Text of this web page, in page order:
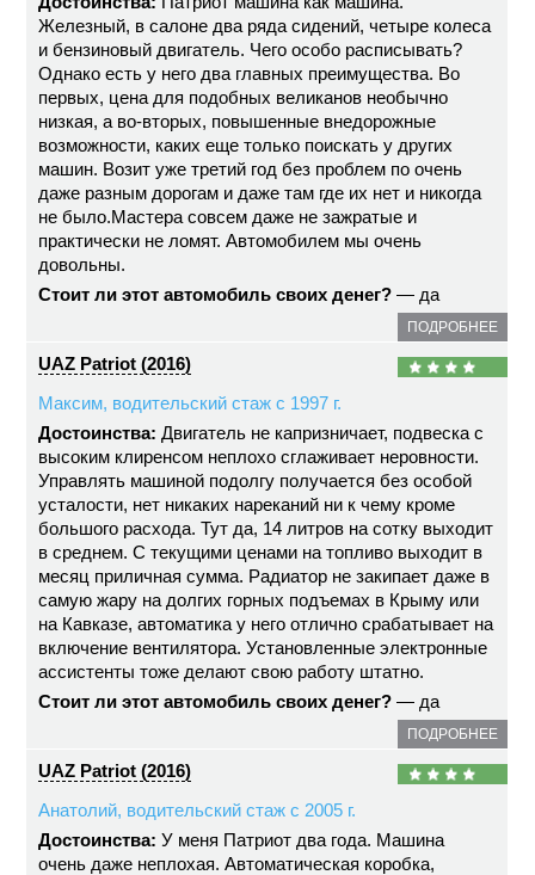
Железный, в салоне два ряда сидений, четыре колеса
и бензиновый двигатель. Чего особо расписывать?
Однако есть у него два главных преимущества. Во
первых, цена для подобных великанов необычно
низкая, а во-вторых, повышенные внедорожные
возможности, каких еще только поискать у других
машин. Возит уже третий год без проблем по очень
даже разным дорогам и даже там где их нет и никогда
не было.Мастера совсем даже не зажратые и
практически не ломят. Автомобилем мы очень
довольны.
Стоит ли этот автомобиль своих денег? — да
ПОДРОБНЕЕ
UAZ Patriot (2016)
Максим, водительский стаж с 1997 г.
Достоинства: Двигатель не капризничает, подвеска с
высоким клиренсом неплохо сглаживает неровности.
Управлять машиной подолгу получается без особой
усталости, нет никаких нареканий ни к чему кроме
большого расхода. Тут да, 14 литров на сотку выходит
в среднем. С текущими ценами на топливо выходит в
месяц приличная сумма. Радиатор не закипает даже в
самую жару на долгих горных подъемах в Крыму или
на Кавказе, автоматика у него отлично срабатывает на
включение вентилятора. Установленные электронные
ассистенты тоже делают свою работу штатно.
Стоит ли этот автомобиль своих денег? — да
ПОДРОБНЕЕ
UAZ Patriot (2016)
Анатолий, водительский стаж с 2005 г.
Достоинства: У меня Патриот два года. Машина
очень даже неплохая. Автоматическая коробка,